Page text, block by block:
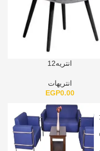
انتريه12
انتريهات
EGP0.00